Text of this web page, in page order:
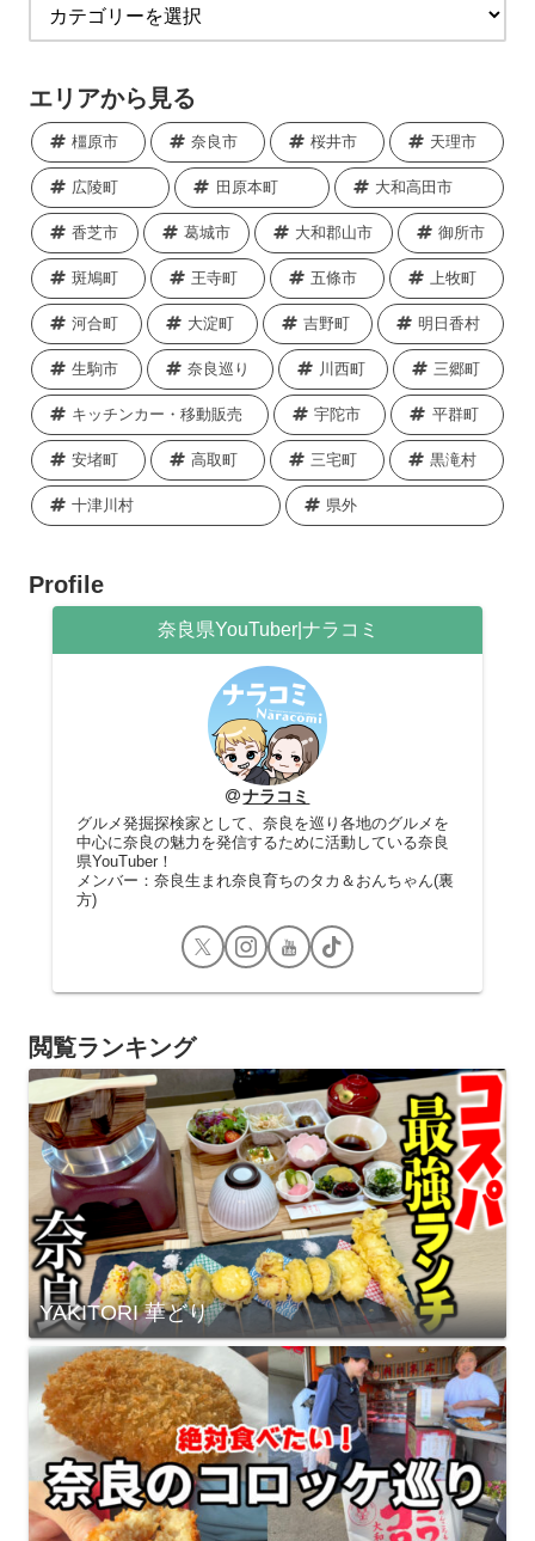
エリアから見る
橿原市 奈良市 桜井市 天理市
広陵町 田原本町 大和高田市
香芝市 葛城市 大和郡山市 御所市
斑鳩町 王寺町 五條市 上牧町
河合町 大淀町 吉野町 明日香村
生駒市 奈良巡り 川西町 三郷町
キッチンカー・移動販売 宇陀市 平群町
安堵町 高取町 三宅町 黒滝村
十津川村 県外
Profile
奈良県YouTuber|ナラコミ
ナラコミ
グルメ発掘探検家として、奈良を巡り各地のグルメを
中心に奈良の魅力を発信するために活動している奈良
県YouTuber！
メンバー：奈良生まれ奈良育ちのタカ＆おんちゃん(裏
方)
閲覧ランキング
YAKITORI 華どり